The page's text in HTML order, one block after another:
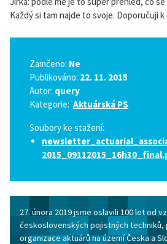
Každý si tam najde to svoje. Doporučuji
Zamčeno: Ne
Publikováno: 22. 11. 2015
Autor: query
Kategorie: Aktuárská PS
Soubory ke stažení:
27. února 2019 jsme oslavili 100 let od
československých pojistných
organizace aktuárů na území Česka a